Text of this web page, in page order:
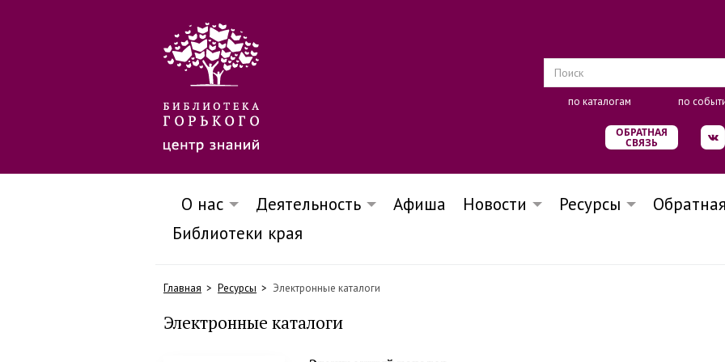
по каталогам по
ОБРАТНАЯ
СВЯЗЬ
О нас Деятельность Афиша Новости Ресурсы
Библиотеки края
Главная Ресурсы Электронные каталоги
Электронные каталоги